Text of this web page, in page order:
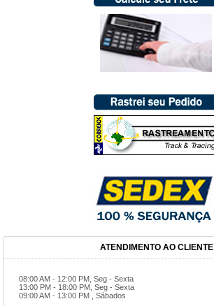
ATENDIMENTO AO CLIENTE
08:00 AM - 12:00 PM, Seg - Sexta
13:00 PM - 18:00 PM, Seg - Sexta
09:00 AM - 13:00 PM , Sábados